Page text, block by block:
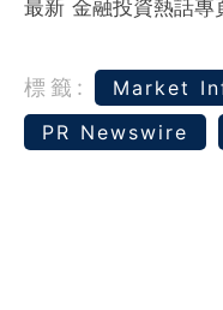
最新 金融投資熱話專
標籤:
Market
PR Newswire